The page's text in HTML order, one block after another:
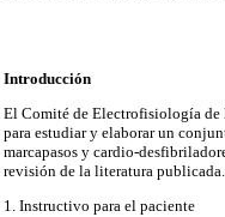
Introducción
El Comité de Electrofisiología de
para estudiar y elaborar un
marcapasos y cardio-
revisión de la literatura publicada.
1. Instructivo para el paciente